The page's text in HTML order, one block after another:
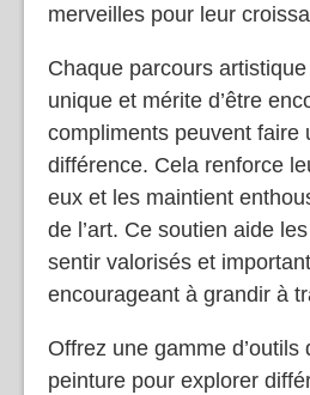
merveilles pour leur
Chaque parcours artistique
unique et mérite d’être
compliments peuvent faire
différence. Cela renforce
eux et les maintient
de l’art. Ce soutien aide
sentir valorisés et
encourageant à grandir à
Offrez une gamme d’outils
peinture pour explorer